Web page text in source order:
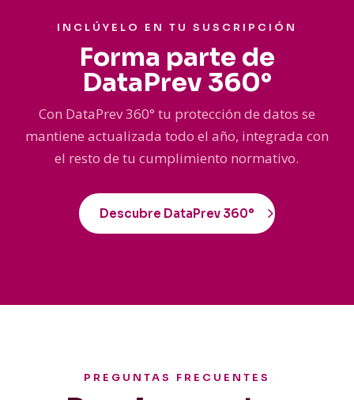
INCLÚYELO EN TU SUSCRIPCIÓN
Forma parte de
DataPrev 360°
Con DataPrev 360° tu protección de datos se
mantiene actualizada todo el año, integrada con
el resto de tu cumplimiento normativo.
Descubre DataPrev 360°
PREGUNTAS FRECUENTES